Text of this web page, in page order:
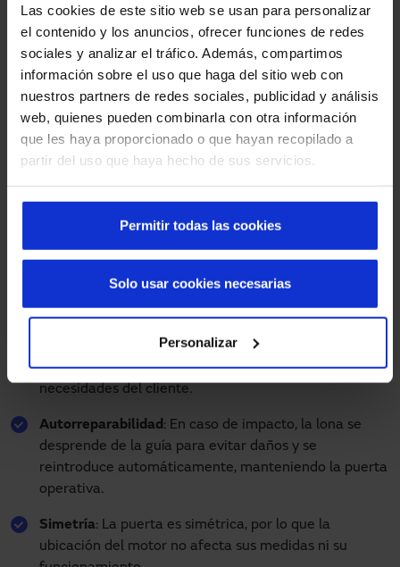
Las cookies de este sitio web se usan para personalizar
el contenido y los anuncios, ofrecer funciones de redes
sociales y analizar el tráfico. Además, compartimos
información sobre el uso que haga del sitio web con
nuestros partners de redes sociales, publicidad y análisis
web, quienes pueden combinarla con otra información
que les haya proporcionado o que hayan recopilado a
partir del uso que haya hecho de sus servicios.
Permitir todas las cookies
Personalizar
Solo usar cookies necesarias
para soportar el tráfico intenso de personas y mercancías
que caracteriza a este tipo de entorno. Es una opción ideal
para optimizar la logística interna, permitiendo una
apertura vertical rápida y segura. Estas puertas ofrecen:
Velocidad y eficiencia
: Su apertura y cierre rápido
permiten un flujo continuo, mejorando la operatividad
del supermercado.
Seguridad mejorada: Equipadas con sensores
calidad, están diseñadas para resistir el desgaste
diario, asegurando una larga vida útil.
: La lona puede personalizarse con
logos, imágenes o indicaciones, adaptándose a las
necesidades del cliente.
Autorreparabilidad : En caso de impacto, la lona se
desprende de la guía para evitar daños y se
reintroduce automáticamente, manteniendo la puerta
operativa.
Simetría: La puerta es simétrica, por lo que la
ubicación del motor no afecta sus medidas ni su